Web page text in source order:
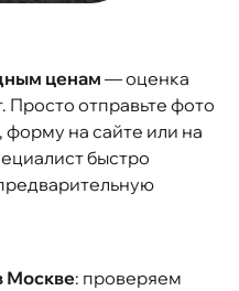
ценам — оценка
Просто отправьте фото
на сайте или на
быстро
Москве: проверяем